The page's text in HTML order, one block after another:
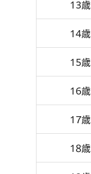
13歳
14歳
15歳
16歳
17歳
18歳